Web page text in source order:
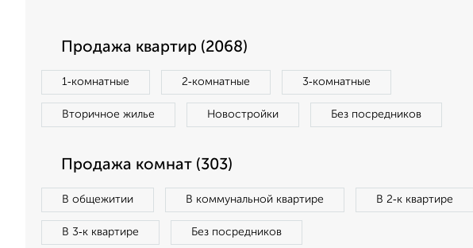
Продажа квартир (2068)
1‑комнатные 2‑комнатные 3‑комнатные
Вторичное жилье Новостройки Без посредников
Продажа комнат (303)
В общежитии В коммунальной квартире В 2‑к квартире
В 3‑к квартире Без посредников